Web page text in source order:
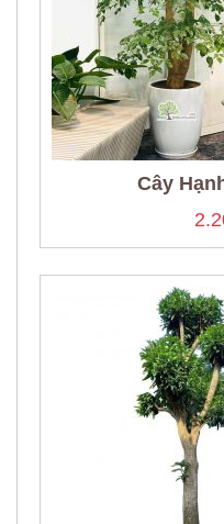
Cây